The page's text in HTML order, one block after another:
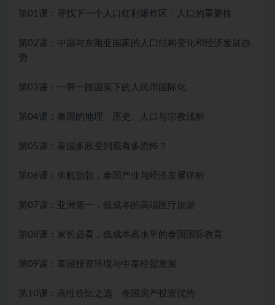
第01课：寻找下一个人口红利爆炸区：人口的重要性
第02课：中国与东南亚国家的人口结构变化和经济发展趋
势
第03课：一带一路国策下的人民币国际化
第04课：泰国的地理、历史、人口与宗教浅析
第05课：泰国多政变到底有多恐怖？
第06课：生机勃勃，泰国产业与经济发展详析
第07课：亚洲第一，低成本的高端医疗旅游
第08课：家长必看，低成本高水平的泰国国际教育
第09课：泰国投资环境与中泰经贸发展
第10课：高性价比之选，泰国房产投资优势